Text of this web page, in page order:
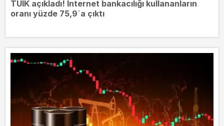
TÜİK açıkladı! İnternet bankacılığı kullananların
oranı yüzde 75,9`a çıktı